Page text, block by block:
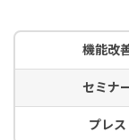
機能改
セミナ
プレス